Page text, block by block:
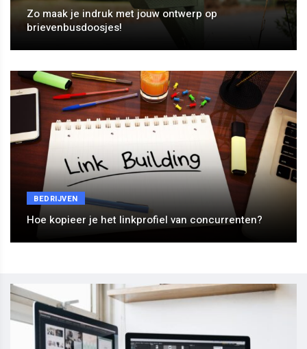
Zo maak je indruk met jouw ontwerp op
brievenbusdoosjes!
BEDRIJVEN
Hoe kopieer je het linkprofiel van concurrenten?